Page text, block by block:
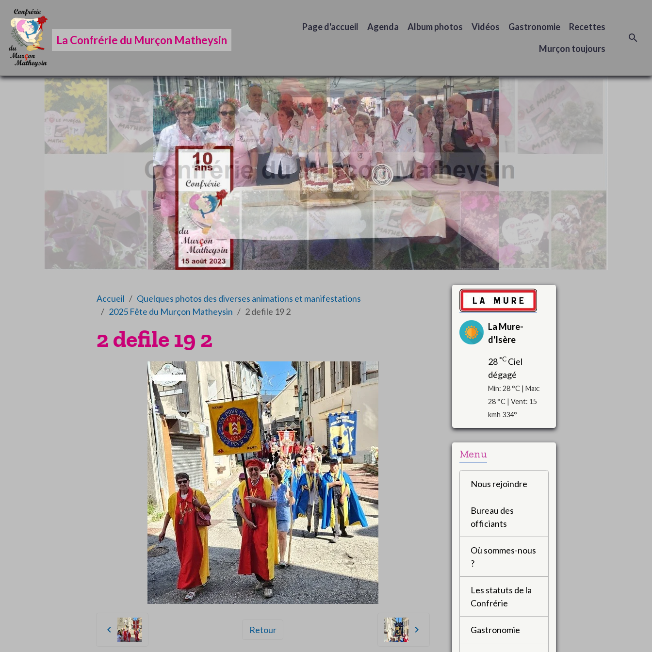
La Confrérie du Murçon Matheysin
Page d'accueil Agenda Album photos Vidéos Gastronomie Recettes
Murçon toujours
Accueil
Quelques photos des diverses animations et manifestations
2025 Fête du Murçon Matheysin
2 defile 19 2
2 defile 19 2
Retour
La Mure-
d'Isère
28 °CCiel
dégagé
Min: 28 °C | Max:
28 °C | Vent: 15
kmh 334°
Menu
Nous rejoindre
Bureau des
officiants
Où sommes-nous
?
Les statuts de la
Confrérie
Gastronomie